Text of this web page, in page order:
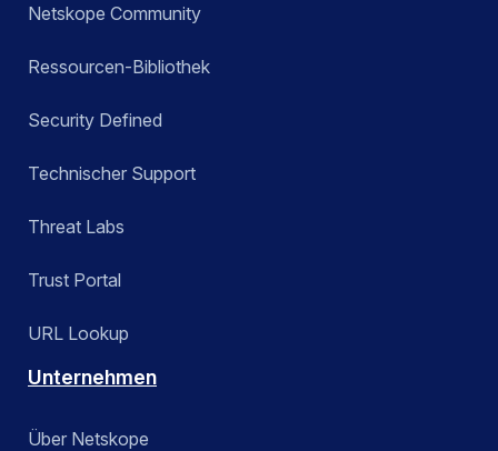
Netskope Community
Ressourcen-Bibliothek
Security Defined
Technischer Support
Threat Labs
Trust Portal
URL Lookup
Unternehmen
Über Netskope